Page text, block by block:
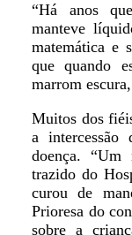
“Há anos
manteve
matemática e
que quando
marrom
Muitos dos
a intercessão
doença. “Um
trazido do
curou de
Prioresa do
sobre a